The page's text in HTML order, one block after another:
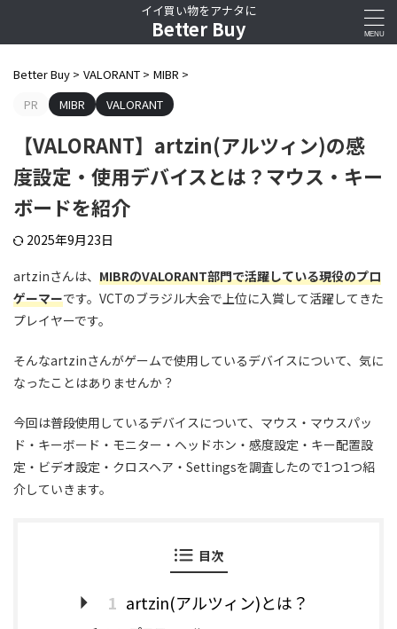
イイ買い物をアナタに
Better Buy
Better Buy > VALORANT > MIBR >
PR
MIBR VALORANT
【VALORANT】artzin(アルツィン)の感
度設定・使用デバイスとは？マウス・キー
ボードを紹介
2025年9月23日
artzinさんは、 MIBRのVALORANT部門で活躍している現役のプロ
ゲーマーです。VCTのブラジル大会で上位に入賞して活躍してきた
プレイヤーです。
そんなartzinさんがゲームで使用しているデバイスについて、気に
なったことはありませんか？
今回は普段使用しているデバイスについて、マウス・マウスパッ
ド・キーボード・モニター・ヘッドホン・感度設定・キー配置設
定・ビデオ設定・クロスヘア・Settingsを調査したので1つ1つ紹
介していきます。
目次
1 artzin(アルツィン)とは？